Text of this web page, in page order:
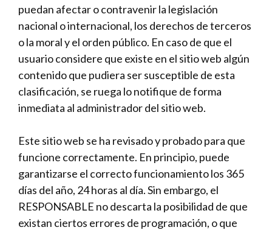
puedan afectar o contravenir la legislación
nacional o internacional, los derechos de terceros
o la moral y el orden público. En caso de que el
usuario considere que existe en el sitio web algún
contenido que pudiera ser susceptible de esta
clasificación, se ruega lo notifique de forma
inmediata al administrador del sitio web.
Este sitio web se ha revisado y probado para que
funcione correctamente. En principio, puede
garantizarse el correcto funcionamiento los 365
días del año, 24 horas al día. Sin embargo, el
RESPONSABLE no descarta la posibilidad de que
existan ciertos errores de programación, o que